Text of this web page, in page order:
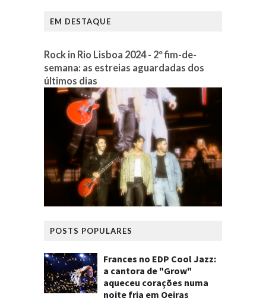
EM DESTAQUE
Rock in Rio Lisboa 2024 - 2º fim-de-
semana: as estreias aguardadas dos
últimos dias
POSTS POPULARES
Frances no EDP Cool Jazz:
a cantora de "Grow"
aqueceu corações numa
noite fria em Oeiras